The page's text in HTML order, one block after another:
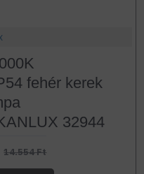
fehér kerek
32944
14.554 Ft